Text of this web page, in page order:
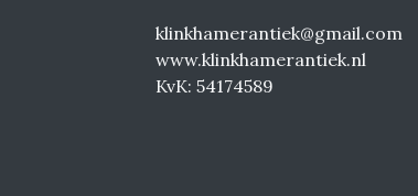
klinkhamerantiek@gmail.com
www.klinkhamerantiek.nl
KvK: 54174589